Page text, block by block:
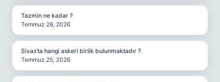
Tazmin ne kadar ?
Temmuz 28, 2026
Sivas’ta hangi askeri birlik bulunmaktadır ?
Temmuz 25, 2026